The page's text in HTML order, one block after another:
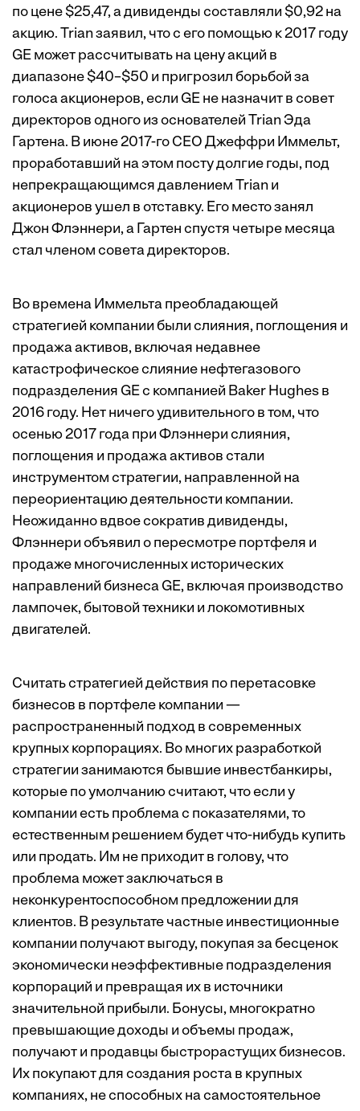
по цене $25,47, а дивиденды составляли $0,92 на
акцию. Trian заявил, что с его помощью к 2017 году
GE может рассчитывать на цену акций в
диапазоне $40–$50 и пригрозил борьбой за
голоса акционеров, если GE не назначит в совет
директоров одного из основателей Trian Эда
Гартена. В июне 2017-го CEO Джеффри Иммельт,
проработавший на этом посту долгие годы, под
непрекращающимся давлением Trian и
акционеров ушел в отставку. Его место занял
Джон Флэннери, а Гартен спустя четыре месяца
стал членом совета директоров.
Во времена Иммельта преобладающей
стратегией компании были слияния, поглощения и
продажа активов, включая недавнее
катастрофическое слияние нефтегазового
подразделения GE с компанией Baker Hughes в
2016 году. Нет ничего удивительного в том, что
осенью 2017 года при Флэннери слияния,
поглощения и продажа активов стали
инструментом стратегии, направленной на
переориентацию деятельности компании.
Неожиданно вдвое сократив дивиденды,
Флэннери объявил о пересмотре портфеля и
продаже многочисленных исторических
направлений бизнеса GE, включая производство
лампочек, бытовой техники и локомотивных
двигателей.
Считать стратегией действия по перетасовке
бизнесов в портфеле компании —
распространенный подход в современных
крупных корпорациях. Во многих разработкой
стратегии занимаются бывшие инвестбанкиры,
которые по умолчанию считают, что если у
компании есть проблема с показателями, то
естественным решением будет что-нибудь купить
или продать. Им не приходит в голову, что
проблема может заключаться в
неконкурентоспособном предложении для
клиентов. В результате частные инвестиционные
компании получают выгоду, покупая за бесценок
экономически неэффективные подразделения
корпораций и превращая их в источники
значительной прибыли. Бонусы, многократно
превышающие доходы и объемы продаж,
получают и продавцы быстрорастущих бизнесов.
Их покупают для создания роста в крупных
компаниях, не способных на самостоятельное